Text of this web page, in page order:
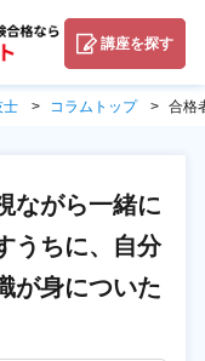
講座を探す
士 コラムトップ 合格
ながら一緒に
うちに、自分
が身についた